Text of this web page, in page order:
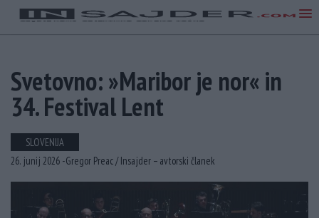
Svetovno: »Maribor je nor« in
34. Festival Lent
SLOVENIJA
26. junij 2026 -Gregor Preac /Insajder – avtorski članek